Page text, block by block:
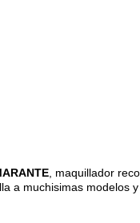
, maquillador
a muchisimas modelos